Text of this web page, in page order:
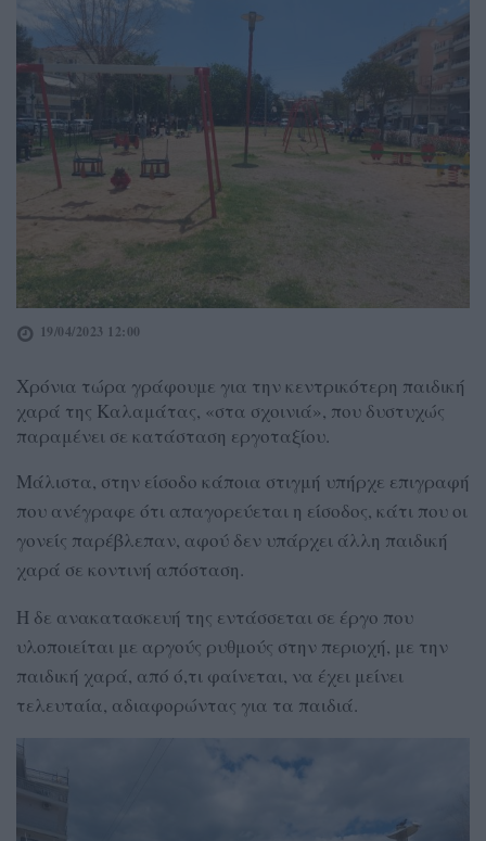
19/04/2023 12:00
Χρόνια τώρα γράφουμε για την κεντρικότερη παιδική
χαρά της Καλαμάτας, «στα σχοινιά», που δυστυχώς
παραμένει σε κατάσταση εργοταξίου.
Μάλιστα, στην είσοδο κάποια στιγμή υπήρχε επιγραφή
που ανέγραφε ότι απαγορεύεται η είσοδος, κάτι που οι
γονείς παρέβλεπαν, αφού δεν υπάρχει άλλη παιδική
χαρά σε κοντινή απόσταση.
Η δε ανακατασκευή της εντάσσεται σε έργο που
υλοποιείται με αργούς ρυθμούς στην περιοχή, με την
παιδική χαρά, από ό,τι φαίνεται, να έχει μείνει
τελευταία, αδιαφορώντας για τα παιδιά.